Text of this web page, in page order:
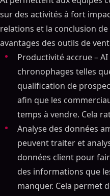
sur des activités à fort
relations et la conclusion
avantages des outils de
Productivité accrue –
chronophages telles
qualification de
afin que les
temps à vendre. Cela
Analyse des données
peuvent traiter et
données client pour
des informations que
manquer. Cela permet